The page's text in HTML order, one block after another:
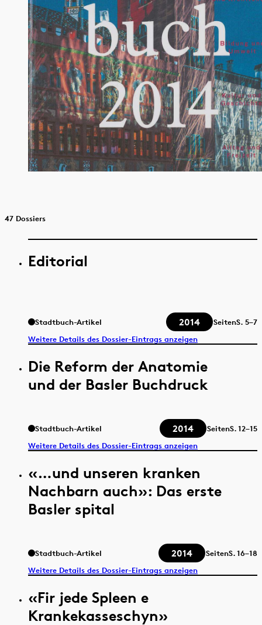
47 Dossiers
Editorial
Stadtbuch-Artikel 2014 SeitenS. 5–7
Weitere Details des Dossier-Eintrags anzeigen
Die Reform der Anatomie
und der Basler Buchdruck
Stadtbuch-Artikel 2014 SeitenS.12–15
Weitere Details des Dossier-Eintrags anzeigen
«…und unseren kranken
Nachbarn auch»: Das erste
Basler spital
Stadtbuch-Artikel 2014 SeitenS.16–18
Weitere Details des Dossier-Eintrags anzeigen
«Fir jede Spleen e
Krankekasseschyn»